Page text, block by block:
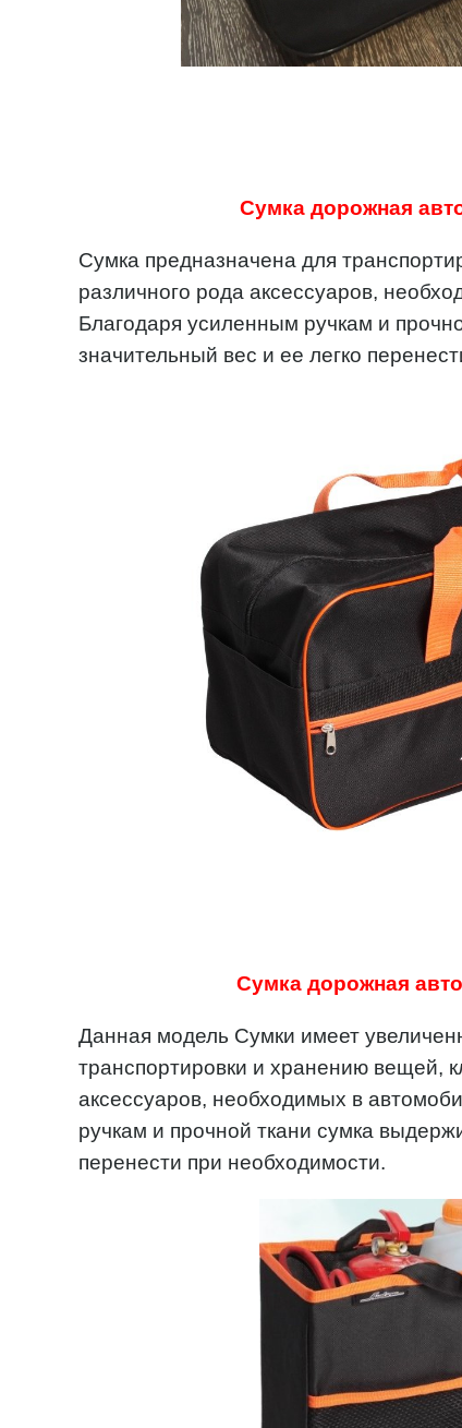
Сумка дорожная
Сумка предназначена для
различного рода аксессуаров,
Благодаря усиленным ручкам и
значительный вес и ее легко
Сумка дорожная
Данная модель Сумки имеет
транспортировки и хранению вещей,
аксессуаров, необходимых в
ручкам и прочной ткани сумка
перенести при необходимости.